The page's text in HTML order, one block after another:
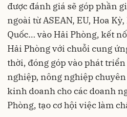
được đánh giá sẽ góp phần
ngoài từ ASEAN, EU, Hoa
Quốc… vào Hải Phòng, kết
Hải Phòng với chuỗi cung
thời, đóng góp vào phát
nghiệp, nông nghiệp
kinh doanh cho các doanh
Phòng, tạo cơ hội việc làm